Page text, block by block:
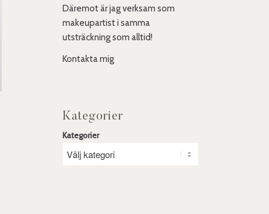
Däremot är jag verksam som
makeupartist i samma
utsträckning som alltid!
Kontakta mig
Kategorier
Kategorier